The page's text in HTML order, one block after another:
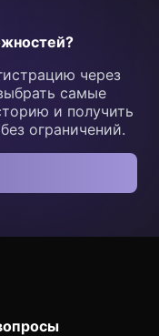
через
самые
и получить
ограничений.